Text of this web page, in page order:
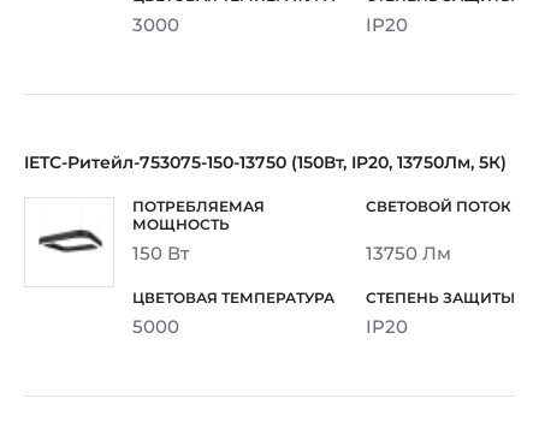
3000 IP20
IETC-Ритейл-753075-150-13750 (150Вт, IP20, 13750Лм, 5К)
150 Вт 13750 Лм
5000 IP20